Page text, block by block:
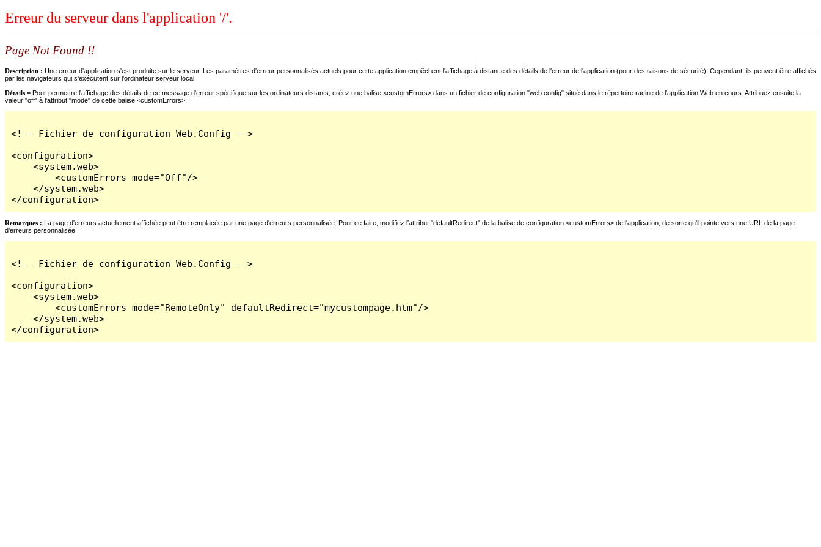
Erreur du serveur dans l'application '/'.
Page Not Found !!
Description : Une erreur d'application s'est produite sur le serveur. Les paramètres d'erreur personnalisés actuels pour cette application empêchent l'affichage à distance des détails de l'erreur de l'application (pour des raisons de sécurité). Cependant, ils peuvent être affichés
par les navigateurs qui s'exécutent sur l'ordinateur serveur local.
Détails = Pour permettre l'affichage des détails de ce message d'erreur spécifique sur les ordinateurs distants, créez une balise <customErrors> dans un fichier de configuration "web.config" situé dans le répertoire racine de l'application Web en cours. Attribuez ensuite la
valeur "off" à l'attribut "mode" de cette balise <customErrors>.
<!-- Fichier de configuration Web.Config -->
<configuration>
    <system.web>
        <customErrors mode="Off"/>
    </system.web>
</configuration>
Remarques : La page d'erreurs actuellement affichée peut être remplacée par une page d'erreurs personnalisée. Pour ce faire, modifiez l'attribut "defaultRedirect" de la balise de configuration <customErrors> de l'application, de sorte qu'il pointe vers une URL de la page
d'erreurs personnalisée !
<!-- Fichier de configuration Web.Config -->
<configuration>
    <system.web>
        <customErrors mode="RemoteOnly" defaultRedirect="mycustompage.htm"/>
    </system.web>
</configuration>